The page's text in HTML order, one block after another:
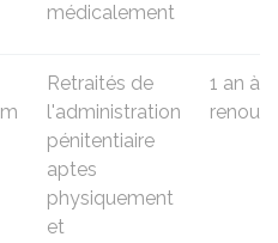
médicalement
Retraités de
l'administration
pénitentiaire
aptes
physiquement
et
1 an à